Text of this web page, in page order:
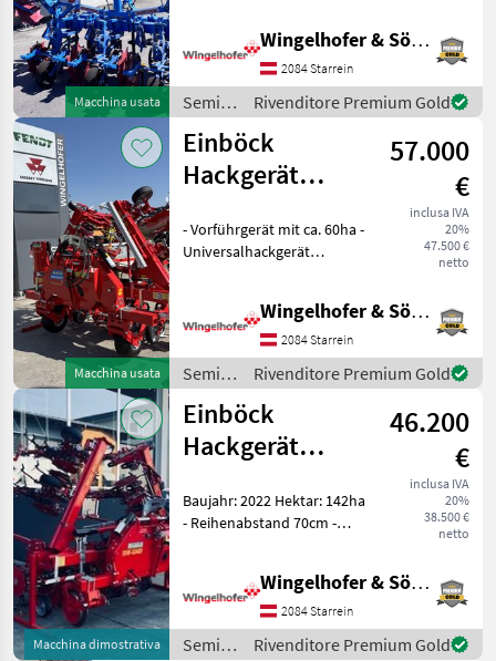
Macchina usata
Pflanzenschutzscheiben - 4
Stk. Fingerhacke
Frontanbau
Wingelhofer & Söhne GmbH
2084 Starrein
Semina
e cura /
Monosem
Rivenditore Premium Gold
Macchina usata
Einböck
Hackgerät
6x75cm
57.000
€
inclusa IVA
20%
47.500 €
netto
- Vorführgerät mit ca. 60ha -
Universalhackgerät
Traktorspur 150cm -
Standardklappung (
Transportbreite 3m - G
Wingelhofer & Söhne GmbH
2084 Starrein
Semina
e cura /
Einböck
Rivenditore Premium Gold
Macchina dimostrativa
Einböck
Hackgerät
7x70cm
46.200
€
inclusa IVA
20%
38.500 €
netto
Baujahr: 2022 Hektar: 142ha
- Reihenabstand 70cm -
Hackkörper Prime - 28Stk.
Zinkenträger - 7Stk.
Schutzscheibe
Wingelhofer & Söhne GmbH
2084 Starrein
Semina
Rivenditore Premium Gold